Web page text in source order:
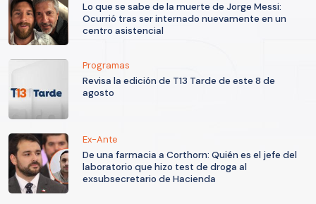
Lo que se sabe de la muerte de Jorge Messi:
Ocurrió tras ser internado nuevamente en un
centro asistencial
Programas
Revisa la edición de T13 Tarde de este 8 de
agosto
Ex-Ante
De una farmacia a Corthorn: Quién es el jefe del
laboratorio que hizo test de droga al
exsubsecretario de Hacienda